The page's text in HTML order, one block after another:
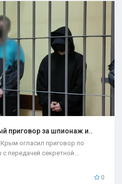
приговор за шпионаж и..
огласил приговор по
передачей секретной...
0